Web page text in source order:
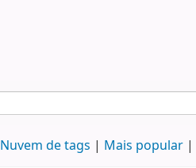
Nuvem de tags Mais popular